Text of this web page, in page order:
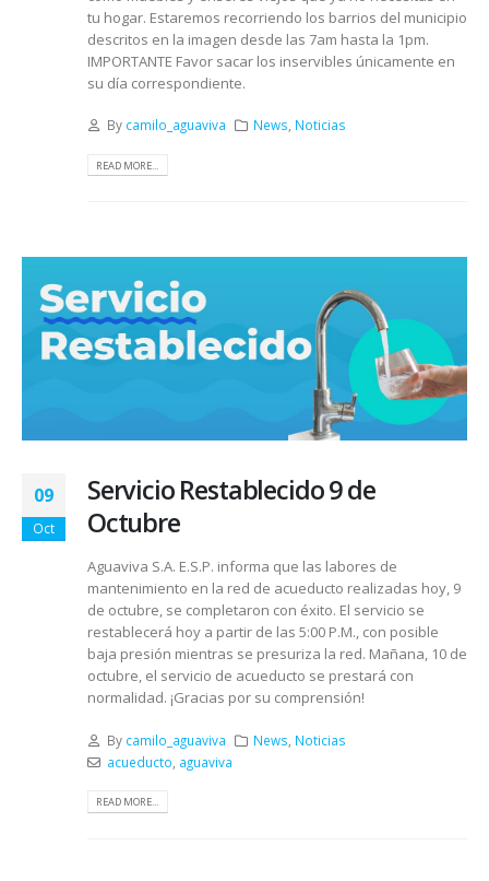
tu hogar. Estaremos recorriendo los barrios del municipio
descritos en la imagen desde las 7am hasta la 1pm.
IMPORTANTE Favor sacar los inservibles únicamente en
su día correspondiente.
By camilo_aguaviva News, Noticias
READ MORE...
09
Oct
Servicio Restablecido 9 de
Octubre
Aguaviva S.A. E.S.P. informa que las labores de
mantenimiento en la red de acueducto realizadas hoy, 9
de octubre, se completaron con éxito. El servicio se
restablecerá hoy a partir de las 5:00 P.M., con posible
baja presión mientras se presuriza la red. Mañana, 10 de
octubre, el servicio de acueducto se prestará con
normalidad. ¡Gracias por su comprensión!
By camilo_aguaviva News Noticias
acueducto aguaviva
READ MORE...